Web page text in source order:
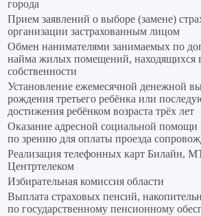
города
Прием заявлений о выборе (замене)
организации застрахованным лицом
Обмен нанимателями занимаемых по
найма жилых помещений, находящихся
собственности
Установление ежемесячной денежной
рождения третьего ребёнка или
достижения ребёнком возраста трёх лет
Оказание адресной социальной
по зрению для оплаты проезда
Реализация телефонных карт Билайн,
Центртелеком
Избирательная комиссия области
Выплата страховых пенсий,
по государственному пенсионному